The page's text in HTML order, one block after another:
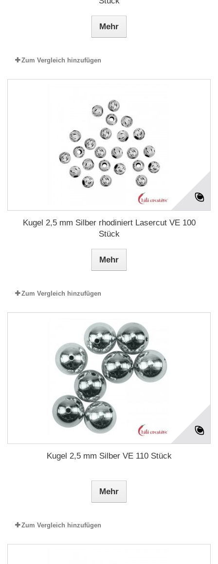
Mehr
Zum Vergleich hinzufügen
Kugel 2,5 mm Silber rhodiniert Lasercut VE 100
Stück
Mehr
Zum Vergleich hinzufügen
Kugel 2,5 mm Silber VE 110 Stück
Mehr
Zum Vergleich hinzufügen